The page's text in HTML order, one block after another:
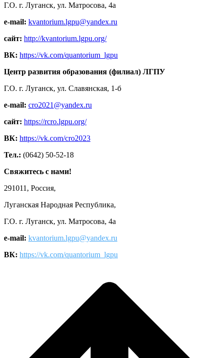
Г.О. г. Луганск, ул. Матросова, 4а
e-mail: kvantorium.lgpu@yandex.ru
сайт: http://kvantorium.lgpu.org/
ВК: https://vk.com/quantorium_lgpu
Центр развития образования (филиал) ЛГПУ
Г.О. г. Луганск, ул. Славянская, 1-б
e-mail: cro2021@yandex.ru
сайт: https://rcro.lgpu.org/
ВК: https://vk.com/cro2023
Тел.: (0642) 50-52-18
Свяжитесь с нами!
291011, Россия,
Луганская Народная Республика,
Г.О. г. Луганск, ул. Матросова, 4а
e-mail: kvantorium.lgpu@yandex.ru
ВК: https://vk.com/quantorium_lgpu